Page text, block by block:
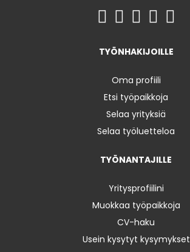
TYÖNHAKIJOILLE
Oma profiili
Etsi työpaikkoja
Selaa yrityksiä
Selaa työluetteloa
TYÖNANTAJILLE
Yritysprofiilini
Muokkaa työpaikkoja
CV-haku
Usein kysytyt kysymykset